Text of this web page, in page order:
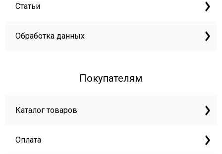
Статьи
Обработка данных
Покупателям
Каталог товаров
Оплата